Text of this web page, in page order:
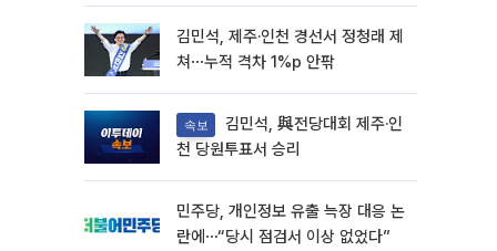
김민석, 제주·인천 경선서 정청래 제
쳐⋯누적 격차 1%p 안팎
속보
천 당원투표서 승리
민주당, 개인정보 유출 늑장 대응 논
란에⋯“당시 점검서 이상 없었다”